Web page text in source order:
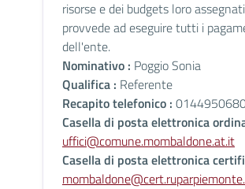
risorse e dei budgets loro
provvede ad eseguire tutti i
dell'ente.
Nominativo : Poggio Sonia
Qualifica : Referente
Recapito telefonico :
Casella di posta elettronica
uffici@comune.mombaldone.at.it
Casella di posta elettronica